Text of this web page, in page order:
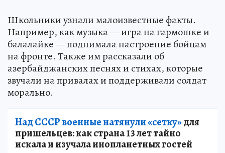
Школьники узнали малоизвестные факты.
Например, как музыка — игра на гармошке и
балалайке — поднимала настроение бойцам
на фронте. Также им рассказали об
азербайджанских песнях и стихах, которые
звучали на привалах и поддерживали солдат
морально.
Над СССР военные натянули «сетку»для
пришельцев: как страна 13 лет тайно
искала и изучала инопланетных гостей